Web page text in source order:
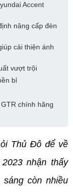
Accent
nâng cấp đèn
cải thiện ánh
vượt trội
bỉ
chính hãng
Thủ Đô để về
nhận thấy
còn nhiều